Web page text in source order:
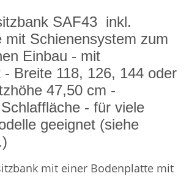
SAF43 inkl.
mit Schienensystem zum
Einbau - mit
- Breite 118, 126, 144 oder
47,50 cm -
- für viele
geeignet (siehe
mit einer Bodenplatte mit